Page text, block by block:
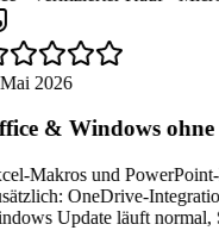
2026
& Windows ohne
Makros und PowerPoint-
OneDrive-
Update läuft normal,